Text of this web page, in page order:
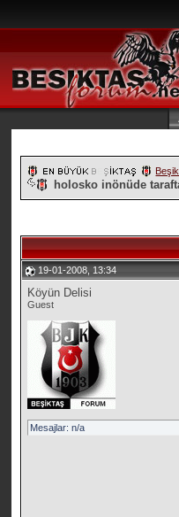
holosko inönüde
19-01-2008, 13:34
Köyün Delisi
Guest
Mesajlar: n/a